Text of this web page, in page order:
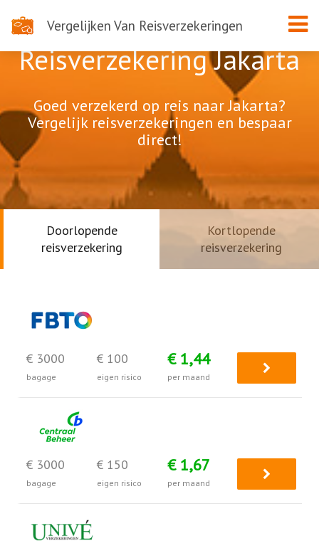
Vergelijken Van Reisverzekeringen
Reisverzekering Jakarta
Goed verzekerd op reis naar Jakarta?
Vergelijk reisverzekeringen en bespaar
direct!
Doorlopende
reisverzekering
Kortlopende
reisverzekering
€ 3000
bagage
€ 100
eigen risico
€ 1,44
per maand
€ 3000
bagage
€ 150
eigen risico
€ 1,67
per maand